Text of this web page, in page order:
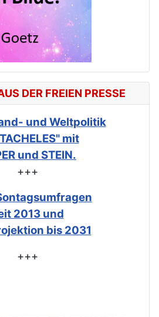
DER FREIEN PRESSE
und Weltpolitik
mit
und STEIN.
+++
2013 und
bis 2031
+++